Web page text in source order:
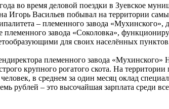
во время деловой поездки в Зуевское
Игорь Васильев побывал на территории
– племенного завода «Мухинского»,
племенного завода «Соколовка»,
для своих населённых
племенного завода
крупного рогатого скота. На
в среднем за один месяц оклад
рублей – это высочайшая зарплата среди